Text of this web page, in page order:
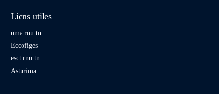
Liens utiles
uma.rnu.tn
Eccofiges
esct.rnu.tn
Asturima